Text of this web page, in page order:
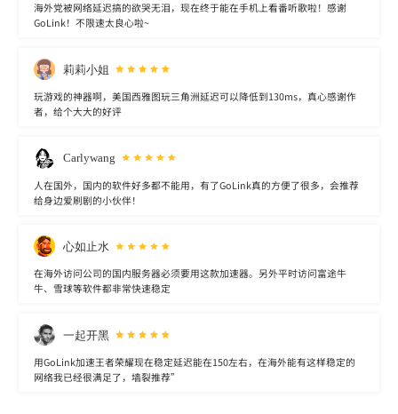
海外党被网络延迟搞的欲哭无泪，现在终于能在手机上看番听歌啦！感谢
GoLink！不限速太良心啦~
莉莉小姐
玩游戏的神器啊，美国西雅图玩三角洲延迟可以降低到130ms，真心感谢作
者，给个大大的好评
Carlywang
人在国外，国内的软件好多都不能用，有了GoLink真的方便了很多，会推荐
给身边爱刷剧的小伙伴！
心如止水
在海外访问公司的国内服务器必须要用这款加速器。另外平时访问富途牛
牛、雪球等软件都非常快速稳定
一起开黑
用GoLink加速王者荣耀现在稳定延迟能在150左右，在海外能有这样稳定的
网络我已经很满足了，墙裂推荐”